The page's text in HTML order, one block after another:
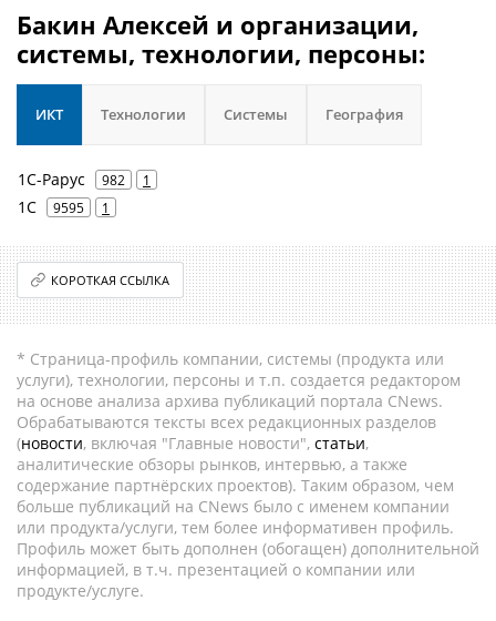
Бакин Алексей и организации,
системы, технологии, персоны:
ИКТ Технологии Системы География
1С-Рарус 982 1
1С 9595 1
КОРОТКАЯ ССЫЛКА
* Страница-профиль компании, системы (продукта или
услуги), технологии, персоны и т.п. создается редактором
на основе анализа архива публикаций портала CNews.
Обрабатываются тексты всех редакционных разделов
(новости, включая "Главные новости", статьи,
аналитические обзоры рынков, интервью, а также
содержание партнёрских проектов). Таким образом, чем
больше публикаций на CNews было с именем компании
или продукта/услуги, тем более информативен профиль.
Профиль может быть дополнен (обогащен) дополнительной
информацией, в т.ч. презентацией о компании или
продукте/услуге.